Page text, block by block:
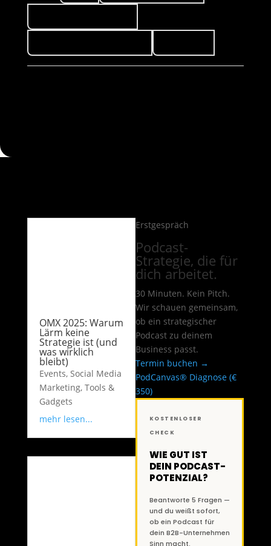
OMX 2025: Warum
Lärm keine
Strategie ist (und
was wirklich
bleibt)
Events, Social Media
Marketing, Tools &
Gadgets
mehr lesen...
Erstgespräch
Podcast-
Strategie, die für
dich arbeitet.
30 Minuten. Kein Pitch.
Wir schauen gemeinsam,
ob ein strategischer
Podcast zu deinem
Business passt.
Termin buchen →
PodCanvas® Diagnose (€
350)
KOSTENLOSER
CHECK
WIE GUT IST
DEIN PODCAST-
POTENZIAL?
Beantworte 5 Fragen —
und du weißt sofort,
ob ein Podcast für
dein B2B-Unternehmen
Sinn macht.